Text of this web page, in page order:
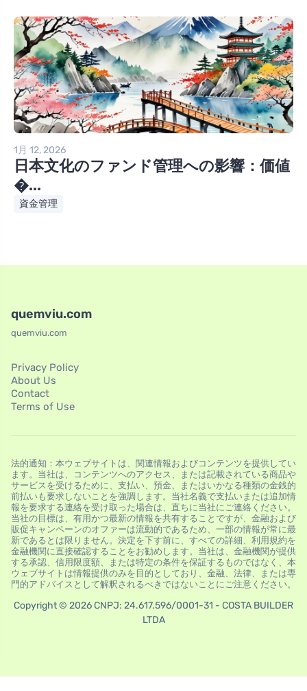
1月 12, 2026
日本文化のファンド管理への影響：価値
�...
資金管理
quemviu.com
quemviu.com
Privacy Policy
About Us
Contact
Terms of Use
法的通知：本ウェブサイトは、関連情報およびコンテンツを提供してい
ます。当社は、コンテンツへのアクセス、または記載されている商品や
サービスを受けるために、支払い、預金、またはいかなる種類の金銭的
前払いも要求しないことを強調します。当社名義で支払いまたは追加情
報を要求する連絡を受け取った場合は、直ちに当社にご連絡ください。
当社の目標は、有用かつ最新の情報を共有することですが、金融および
販促キャンペーンのオファーは流動的であるため、一部の情報が常に最
新であるとは限りません。決定を下す前に、すべての詳細、利用規約を
金融機関に直接確認することをお勧めします。当社は、金融機関が提供
する承認、信用限度額、または特定の条件を保証するものではなく、本
ウェブサイトは情報提供のみを目的としており、金融、法律、または専
門的アドバイスとして解釈されるべきではないことにご注意ください。
Copyright © 2026 CNPJ: 24.617.596/0001-31 - COSTA BUILDER
LTDA